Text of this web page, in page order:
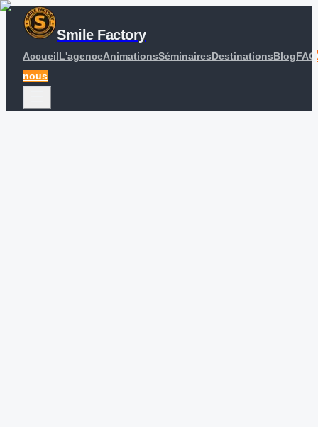
Smile Factory
AccueilL'agenceAnimationsSéminairesDestinationsBlogFAQ
nous